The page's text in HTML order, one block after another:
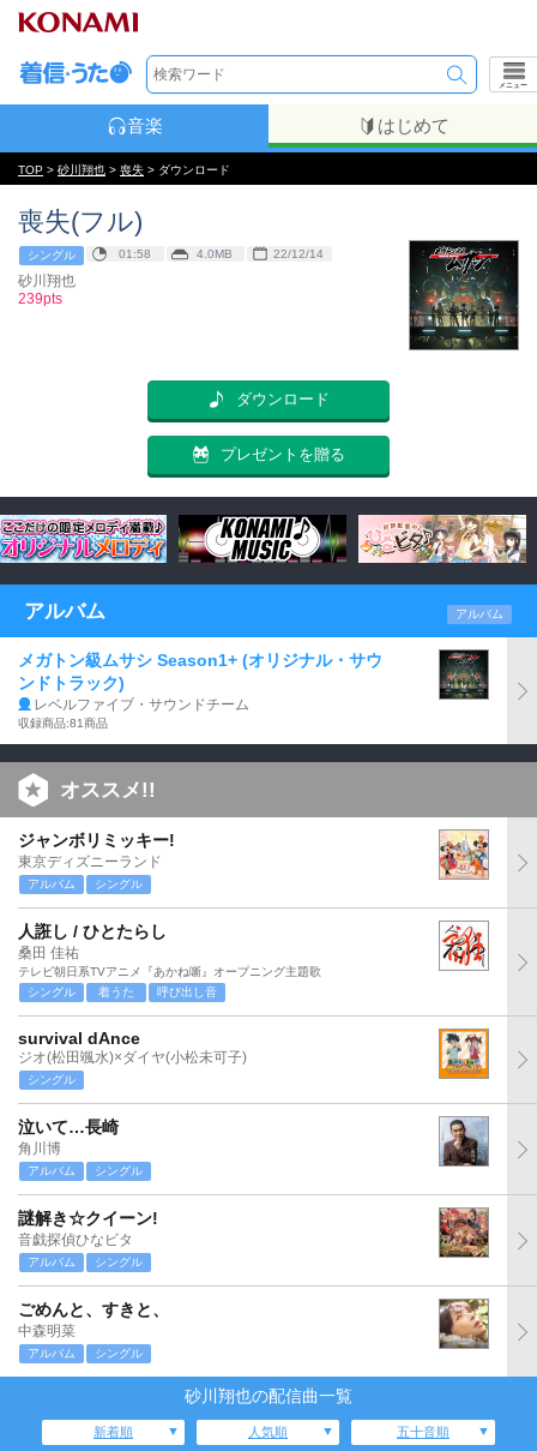
メニュー
音楽 はじめて
TOP > 砂川翔也 > 喪失 > ダウンロード
喪失(フル)
シングル 01:58 4.0MB 22/12/14
砂川翔也
239pts
ダウンロード
プレゼントを贈る
アルバム アルバム
メガトン級ムサシ Season1+ (オリジナル・サウ
ンドトラック)
レベルファイブ・サウンドチーム
収録商品:81商品
オススメ!!
ジャンボリミッキー!
東京ディズニーランド
アルバム シングル
人誑し / ひとたらし
桑田 佳祐
テレビ朝日系TVアニメ『あかね噺』オープニング主題歌
シングル
着うた 呼び出し音
survival dAnce
ジオ(松田颯水)×ダイヤ(小松未可子)
シングル
泣いて…長崎
角川博
アルバム シングル
謎解き☆クイーン!
音戯探偵ひなビタ
アルバム シングル
ごめんと、すきと、
中森明菜
アルバム シングル
砂川翔也の配信曲一覧
新着順 人気順 五十音順